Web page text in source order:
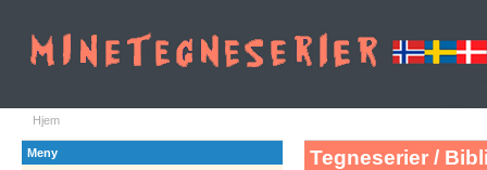
Hjem
Meny Tegneserier /